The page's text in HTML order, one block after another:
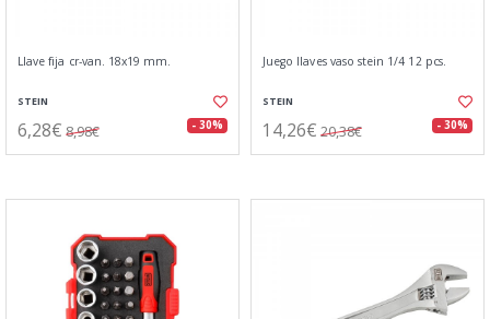
Llave fija cr-van. 18x19 mm.
STEIN
6,28€ 8,98€ - 30%
Juego llaves vaso stein 1/4 12 pcs.
STEIN
14,26€ 20,38€ - 30%